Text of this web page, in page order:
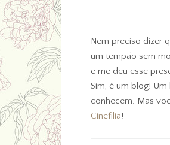
Nem preciso dizer
um tempão sem
e me deu esse
Sim, é um blog!
conhecem. Mas
Cinefilia!